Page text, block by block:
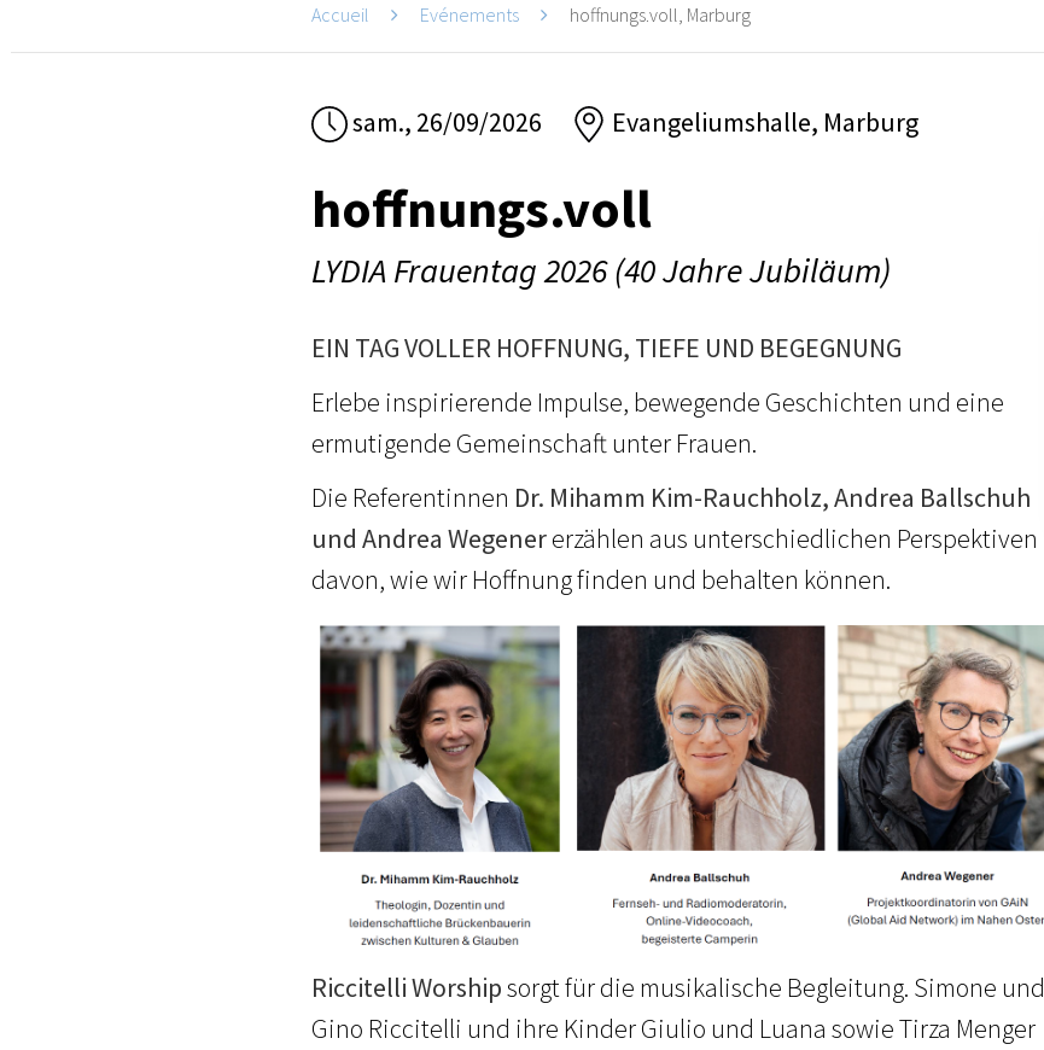
Accueil Evénements hoffnungs.voll, Marburg
sam., 26/09/2026 Evangeliumshalle, Marburg
hoffnungs.voll
LYDIA Frauentag 2026 (40 Jahre Jubiläum)
EIN TAG VOLLER HOFFNUNG, TIEFE UND BEGEGNUNG
Erlebe inspirierende Impulse, bewegende Geschichten und eine
ermutigende Gemeinschaft unter Frauen.
Die Referentinnen Dr. Mihamm Kim-Rauchholz, Andrea Ballschuh
und Andrea Wegenererzählen aus unterschiedlichen Perspektiven
davon, wie wir Hoffnung finden und behalten können.
Riccitelli Worshipsorgt für die musikalische Begleitung. Simone und
Gino Riccitelli und ihre Kinder Giulio und Luana sowie Tirza Menger